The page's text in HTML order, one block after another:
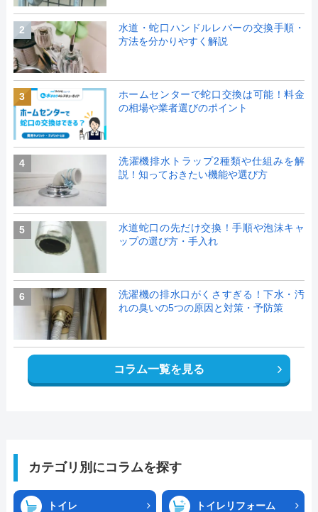
2
水道・蛇口ハンドルレバーの交換手順・
方法を分かりやすく解説
3
ホームセンターで蛇口交換は可能！料金
の相場や業者選びのポイント
4
洗濯機排水トラップ2種類や仕組みを解
説！知っておきたい機能や選び方
5
水道蛇口の先だけ交換！手順や泡沫キャ
ップの選び方・手入れ
6
洗濯機の排水口がくさすぎる！下水・汚
れの臭いの5つの原因と対策・予防策
コラム一覧を見る
カテゴリ別にコラムを探す
トイレ トイレリフォーム